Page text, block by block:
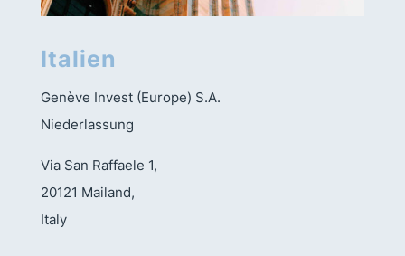
Italien
Genève Invest (Europe) S.A.
Niederlassung
Via San Raffaele 1,
20121 Mailand,
Italy